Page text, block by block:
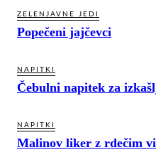
ZELENJAVNE JEDI
Popečeni jajčevci
NAPITKI
Čebulni napitek za
NAPITKI
Malinov liker z rdečim